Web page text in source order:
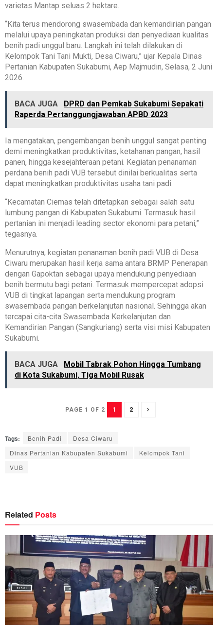
varietas Mantap seluas 2 hektare.
“Kita terus mendorong swasembada dan kemandirian pangan
melalui upaya peningkatan produksi dan penyediaan kualitas
benih padi unggul baru. Langkah ini telah dilakukan di
Kelompok Tani Tani Mukti, Desa Ciwaru,” ujar Kepala Dinas
Pertanian Kabupaten Sukabumi, Aep Majmudin, Selasa, 2 Juni
2026.
BACA JUGA
DPRD dan Pemkab Sukabumi Sepakati
Raperda Pertanggungjawaban APBD 2023
Ia mengatakan, pengembangan benih unggul sangat penting
demi meningkatkan produktivitas, ketahanan pangan, hasil
panen, hingga kesejahteraan petani. Kegiatan penanaman
perdana benih padi VUB tersebut dinilai berkualitas serta
dapat meningkatkan produktivitas usaha tani padi.
“Kecamatan Ciemas telah ditetapkan sebagai salah satu
lumbung pangan di Kabupaten Sukabumi. Termasuk hasil
pertanian ini menjadi leading sector ekonomi para petani,”
tegasnya.
Menurutnya, kegiatan penanaman benih padi VUB di Desa
Ciwaru merupakan hasil kerja sama antara BRMP Penerapan
dengan Gapoktan sebagai upaya mendukung penyediaan
benih bermutu bagi petani. Termasuk mempercepat adopsi
VUB di tingkat lapangan serta mendukung program
swasembada pangan berkelanjutan nasional. Sehingga akan
tercapai cita-cita Swasembada Kerkelanjutan dan
Kemandirian Pangan (Sangkuriang) serta visi misi Kabupaten
Sukabumi.
BACA JUGA
Mobil Tabrak Pohon Hingga Tumbang
di Kota Sukabumi, Tiga Mobil Rusak
PAGE 1 OF 2 1 2
Tags: Benih Padi
Desa Ciwaru
Dinas Pertanian Kabupaten Sukabumi
Kelompok Tani
VUB
Related Posts